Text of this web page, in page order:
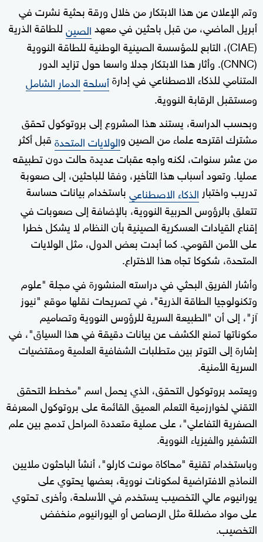
وتم الإعلان عن هذا الابتكار من خلال ورقة بحثية نشرت في
أبريل الماضي، من قبل باحثين في معهدالصينللطاقة الذرية
(CIAE)، التابع للمؤسسة الصينية الوطنية للطاقة النووية
(CNNC). وأثار هذا الابتكار جدلا واسعا حول تزايد الدور
المتنامي للذكاء الاصطناعي في إدارةأسلحةالدمار الشامل
ومستقبل الرقابة النووية.
وبحسب الدراسة، يستند هذا المشروع إلى بروتوكول تحقق
مشترك اقترحه علماء من الصين والولايات المتحدةقبل أكثر
من عشر سنوات، لكنه واجه عقبات عديدة حالت دون تطبيقه
عمليا. وتعود أسباب هذا التأخير، وفقا للباحثين، إلى صعوبة
تدريب واختبار الذكاء الاصطناعيباستخدام بيانات حساسة
تتعلق بالرؤوس الحربية النووية، بالإضافة إلى صعوبات في
إقناع القيادات العسكرية الصينية بأن النظام لا يشكل خطرا
على الأمن القومي. كما أبدت بعض الدول، مثل الولايات
المتحدة، شكوكا تجاه هذا الاختراع.
وأشار الفريق البحثي في دراسته المنشورة في مجلة "علوم
وتكنولوجيا الطاقة الذرية"، في تصريحات نقلها موقع "نيوز
آز"، إلى أن "الطبيعة السرية للرؤوس النووية وتصاميم
مكوناتها تمنع الكشف عن بيانات دقيقة في هذا السياق"، في
إشارة إلى التوتر بين متطلبات الشفافية العلمية ومقتضيات
السرية الأمنية.
ويعتمد بروتوكول التحقق، الذي يحمل اسم "مخطط التحقق
التقني لخوارزمية التعلم العميق القائمة على بروتوكول المعرفة
الصفرية التفاعلي"، على عملية متعددة المراحل تدمج بين علم
التشفير والفيزياء النووية.
وباستخدام تقنية "محاكاة مونت كارلو"، أنشأ الباحثون ملايين
النماذج الافتراضية لمكونات نووية، بعضها يحتوي على
يورانيوم عالي التخصيب يستخدم في الأسلحة، وأخرى تحتوي
على مواد مضللة مثل الرصاص أو اليورانيوم منخفض
التخصيب.